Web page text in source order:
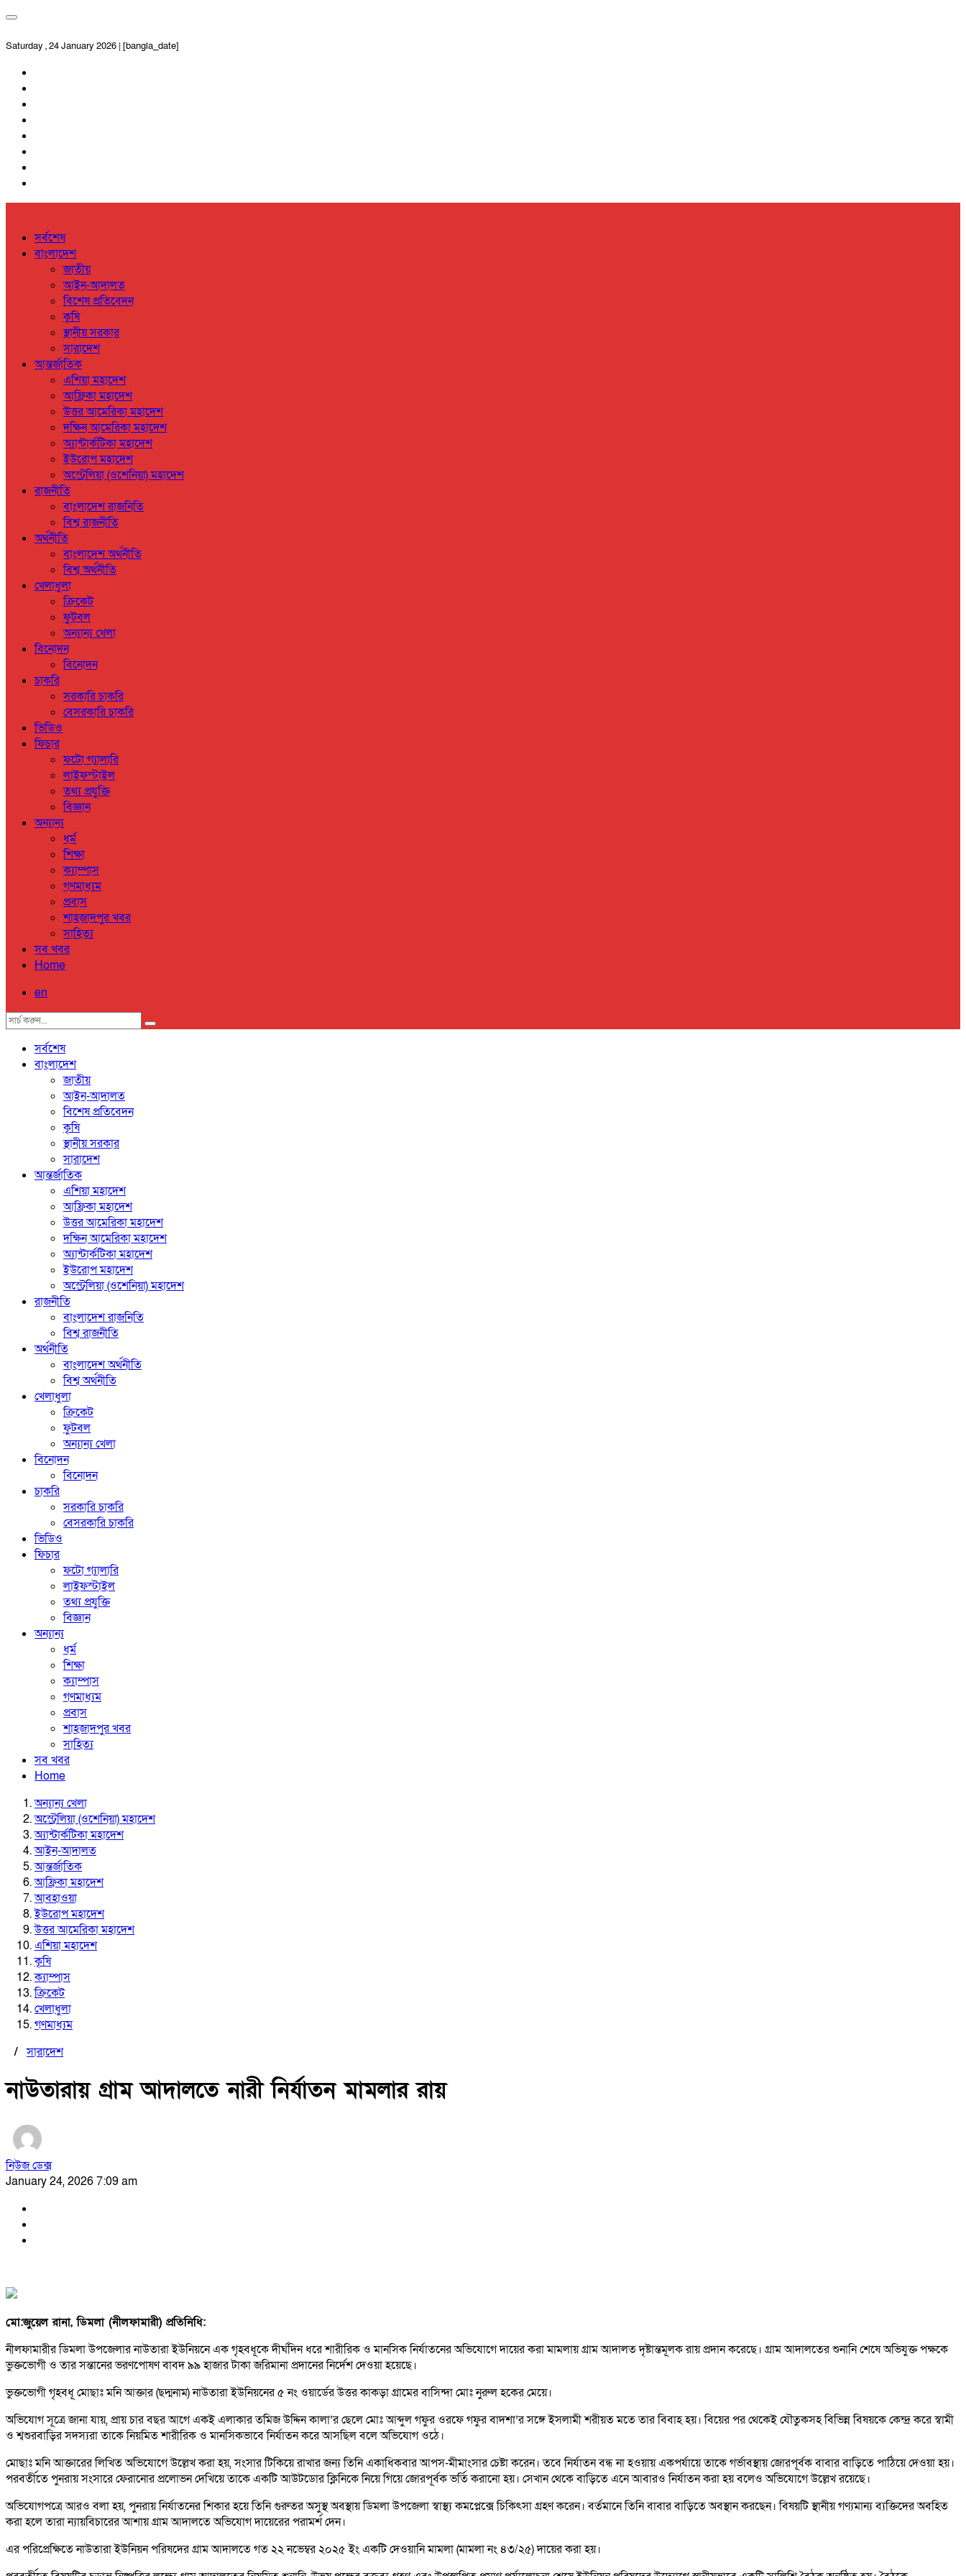
Saturday , 24 January 2026 | [bangla_date]
সর্বশেষ
বাংলাদেশ
জাতীয়
আইন-আদালত
বিশেষ প্রতিবেদন
কৃষি
স্থানীয় সরকার
সারাদেশ
আন্তর্জাতিক
এশিয়া মহাদেশ
আফ্রিকা মহাদেশ
উত্তর আমেরিকা মহাদেশ
দক্ষিন আমেরিকা মহাদেশ
অ্যান্টার্কটিকা মহাদেশ
ইউরোপ মহাদেশ
অস্ট্রেলিয়া (ওশেনিয়া) মহাদেশ
রাজনীতি
বাংলাদেশ রাজনিতি
বিশ্ব রাজনীতি
অর্থনীতি
বাংলাদেশ অর্থনীতি
বিশ্ব অর্থনীতি
খেলাধুলা
ক্রিকেট
ফুটবল
অন্যান্য খেলা
বিনোদন
বিনোদন
চাকরি
সরকারি চাকরি
বেসরকারি চাকরি
ভিডিও
ফিচার
ফটো গ্যালারি
লাইফস্টাইল
তথ্য প্রযুক্তি
বিজ্ঞান
অন্যান্য
ধর্ম
শিক্ষা
ক্যাম্পাস
গণমাধ্যম
প্রবাস
শাহজাদপুর খবর
সাহিত্য
সব খবর
Home
en
সর্বশেষ
বাংলাদেশ
জাতীয়
আইন-আদালত
বিশেষ প্রতিবেদন
কৃষি
স্থানীয় সরকার
সারাদেশ
আন্তর্জাতিক
এশিয়া মহাদেশ
আফ্রিকা মহাদেশ
উত্তর আমেরিকা মহাদেশ
দক্ষিন আমেরিকা মহাদেশ
অ্যান্টার্কটিকা মহাদেশ
ইউরোপ মহাদেশ
অস্ট্রেলিয়া (ওশেনিয়া) মহাদেশ
রাজনীতি
বাংলাদেশ রাজনিতি
বিশ্ব রাজনীতি
অর্থনীতি
বাংলাদেশ অর্থনীতি
বিশ্ব অর্থনীতি
খেলাধুলা
ক্রিকেট
ফুটবল
অন্যান্য খেলা
বিনোদন
বিনোদন
চাকরি
সরকারি চাকরি
বেসরকারি চাকরি
ভিডিও
ফিচার
ফটো গ্যালারি
লাইফস্টাইল
তথ্য প্রযুক্তি
বিজ্ঞান
অন্যান্য
ধর্ম
শিক্ষা
ক্যাম্পাস
গণমাধ্যম
প্রবাস
শাহজাদপুর খবর
সাহিত্য
সব খবর
Home
অন্যান্য খেলা
অস্ট্রেলিয়া (ওশেনিয়া) মহাদেশ
অ্যান্টার্কটিকা মহাদেশ
আইন-আদালত
আন্তর্জাতিক
আফ্রিকা মহাদেশ
আবহাওয়া
ইউরোপ মহাদেশ
উত্তর আমেরিকা মহাদেশ
এশিয়া মহাদেশ
কৃষি
ক্যাম্পাস
ক্রিকেট
খেলাধুলা
গণমাধ্যম
/সারাদেশ
নাউতারায় গ্রাম আদালতে নারী নির্যাতন মামলার রায়
নিউজ ডেক্স
January 24, 2026 7:09 am
মো:জুয়েল রানা, ডিমলা (নীলফামারী) প্রতিনিধি:
নীলফামারীর ডিমলা উপজেলার নাউতারা ইউনিয়নে এক গৃহবধূকে দীর্ঘদিন ধরে শারীরিক ও মানসিক নির্যাতনের অভিযোগে দায়ের করা মামলায় গ্রাম আদালত দৃষ্টান্তমূলক রায় প্রদান করেছে। গ্রাম আদালতের শুনানি শেষে অভিযুক্ত পক্ষকে
ভুক্তভোগী ও তার সন্তানের ভরণপোষণ বাবদ ৯৯ হাজার টাকা জরিমানা প্রদানের নির্দেশ দেওয়া হয়েছে।
ভুক্তভোগী গৃহবধূ মোছাঃ মনি আক্তার (ছদ্মনাম) নাউতারা ইউনিয়নের ৫ নং ওয়ার্ডের উত্তর কাকড়া গ্রামের বাসিন্দা মোঃ নুরুল হকের মেয়ে।
অভিযোগ সূত্রে জানা যায়, প্রায় চার বছর আগে একই এলাকার তমিজ উদ্দিন কালা’র ছেলে মোঃ আব্দুল গফুর ওরফে গফুর বাদশা’র সঙ্গে ইসলামী শরীয়ত মতে তার বিবাহ হয়। বিয়ের পর থেকেই যৌতুকসহ বিভিন্ন বিষয়কে কেন্দ্র করে স্বামী
ও শ্বশুরবাড়ির সদস্যরা তাকে নিয়মিত শারীরিক ও মানসিকভাবে নির্যাতন করে আসছিল বলে অভিযোগ ওঠে।
মোছাঃ মনি আক্তারের লিখিত অভিযোগে উল্লেখ করা হয়, সংসার টিকিয়ে রাখার জন্য তিনি একাধিকবার আপস-মীমাংসার চেষ্টা করেন। তবে নির্যাতন বন্ধ না হওয়ায় একপর্যায়ে তাকে গর্ভাবস্থায় জোরপূর্বক বাবার বাড়িতে পাঠিয়ে দেওয়া হয়।
পরবর্তীতে পুনরায় সংসারে ফেরানোর প্রলোভন দেখিয়ে তাকে একটি আউটডোর ক্লিনিকে নিয়ে গিয়ে জোরপূর্বক ভর্তি করানো হয়। সেখান থেকে বাড়িতে এনে আবারও নির্যাতন করা হয় বলেও অভিযোগে উল্লেখ রয়েছে।
অভিযোগপত্রে আরও বলা হয়, পুনরায় নির্যাতনের শিকার হয়ে তিনি গুরুতর অসুস্থ অবস্থায় ডিমলা উপজেলা স্বাস্থ্য কমপ্লেক্সে চিকিৎসা গ্রহণ করেন। বর্তমানে তিনি বাবার বাড়িতে অবস্থান করছেন। বিষয়টি স্থানীয় গণ্যমান্য ব্যক্তিদের অবহিত
করা হলে তারা ন্যায়বিচারের আশায় গ্রাম আদালতে অভিযোগ দায়েরের পরামর্শ দেন।
এর পরিপ্রেক্ষিতে নাউতারা ইউনিয়ন পরিষদের গ্রাম আদালতে গত ২২ নভেম্বর ২০২৫ ইং একটি দেওয়ানি মামলা (মামলা নং ৪৩/২৫) দায়ের করা হয়।